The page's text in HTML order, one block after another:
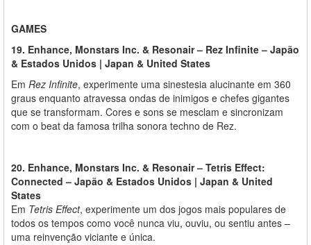
GAMES
19. Enhance, Monstars Inc. & Resonair – Rez Infinite – Japão
& Estados Unidos | Japan & United States
Em Rez Infinite, experimente uma sinestesia alucinante em 360
graus enquanto atravessa ondas de inimigos e chefes gigantes
que se transformam. Cores e sons se mesclam e sincronizam
com o beat da famosa trilha sonora techno de Rez.
20. Enhance, Monstars Inc. & Resonair – Tetris Effect:
Connected – Japão & Estados Unidos | Japan & United
States
Em Tetris Effect, experimente um dos jogos mais populares de
todos os tempos como você nunca viu, ouviu, ou sentiu antes –
uma reinvenção viciante e única.